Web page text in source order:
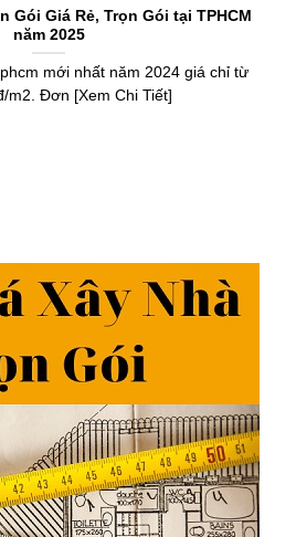
Gói Giá Rẻ, Trọn Gói tại TPHCM
năm 2025
mới nhất năm 2024 giá chỉ từ
m2. Đơn [Xem Chi Tiết]